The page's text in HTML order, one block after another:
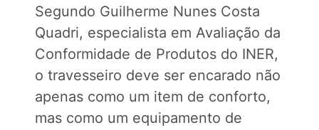
Segundo Guilherme Nunes Costa
Quadri, especialista em Avaliação da
Conformidade de Produtos do INER,
o travesseiro deve ser encarado não
apenas como um item de conforto,
mas como um equipamento de